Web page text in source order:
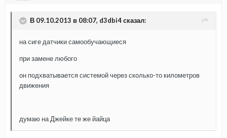
В 09.10.2013 в 08:07, d3dbi4 сказал:
на сиге датчики самообучающиеся
при замене любого
он подхватывается системой через сколько-то километров
движения
думаю на Джейке те же йайца